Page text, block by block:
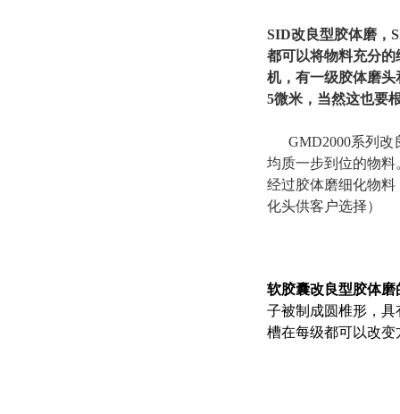
SID改良型胶体磨，
都可以将物料充分
机，有一级胶体磨
5微米，当然这也要
GMD2000系列
均质一步到位的物
经过胶体磨细化物料
化头供客户选择）
软胶囊改良型胶体磨
子被制成圆椎形，
槽在每级都可以改